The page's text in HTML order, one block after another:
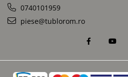
0740101959
piese@tublorom.ro